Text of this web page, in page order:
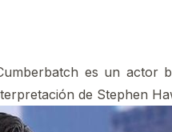
es un actor
de Stephen